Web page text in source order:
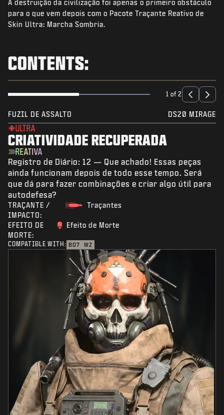
NOTÍCIAS
STORE
SUPORTE
ENTRAR|INSCREVER-SE
A destruição da civilização foi apenas o primeiro obstáculo
para o que vem depois com o Pacote Traçante Reativo de
Skin Ultra: Marcha Sombria.
CONTENTS:
1 of 2
FUZIL DE ASSALTO DS20 MIRAGE
ULTRA
CRIATIVIDADE RECUPERADA
REATIVA
Registro de Diário: 12 — Que achado! Essas peças
ainda funcionam depois de todo esse tempo. Será
que dá para fazer combinações e criar algo útil para
autodefesa?
TRAÇANTE /
IMPACTO:
Traçantes
EFEITO DE
MORTE:
Efeito de Morte
COMPATIBLE WITH: BO7 WZ